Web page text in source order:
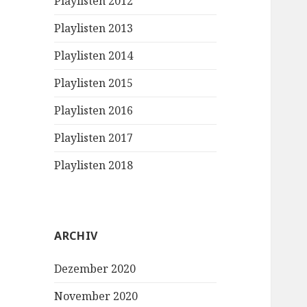
Playlisten 2013
Playlisten 2014
Playlisten 2015
Playlisten 2016
Playlisten 2017
Playlisten 2018
ARCHIV
Dezember 2020
November 2020